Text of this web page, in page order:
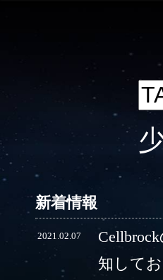
新着情報
2021.02.07
知して